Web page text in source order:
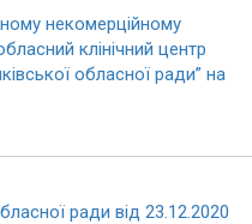
некомерційному
клінічний центр
обласної ради” на
ради від 23.12.2020